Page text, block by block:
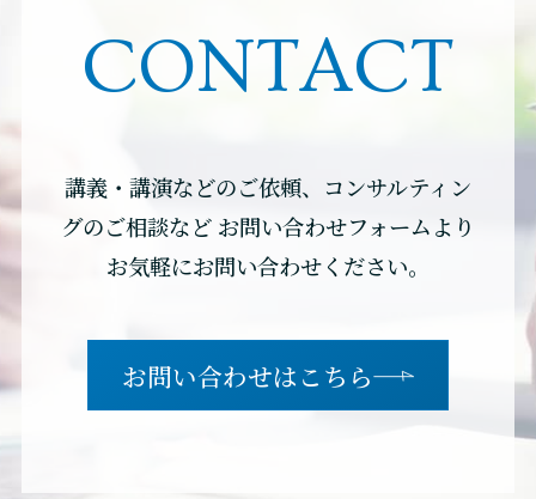
CONTACT
講義・講演などのご依頼、コンサルティン
グのご相談など お問い合わせフォームより
お気軽にお問い合わせください。
お問い合わせはこちら